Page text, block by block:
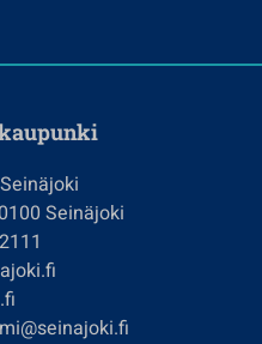
Seinäjoki